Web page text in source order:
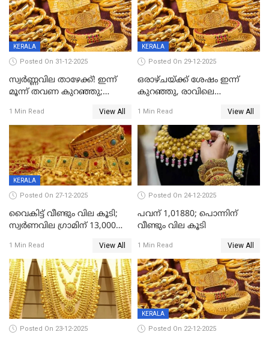
KERALA
Posted On 31-12-2025
സ്വർണ്ണവില താഴേക്ക്! ഇന്ന്
മൂന്ന് തവണ കുറഞ്ഞു;
1 Min Read View All
KERALA
Posted On 29-12-2025
ഒരാഴ്ചയ്ക്ക് ശേഷം ഇന്ന്
കുറഞ്ഞു, രാവിലെ
ഇടിവ്
1 Min Read View All
KERALA
Posted On 27-12-2025
വൈകിട്ട് വീണ്ടും വില കൂടി;
സ്വർണവില ഗ്രാമിന് 13,000
റെക്കോർഡ്
1 Min Read View All
Posted On 24-12-2025
പവന് 1,01880; പൊന്നിന്
വീണ്ടും വില കൂടി
1 Min Read View All
Posted On 23-12-2025
KERALA
Posted On 22-12-2025